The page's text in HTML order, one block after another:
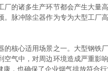
诸多生产环节都会产生大量高
。脉冲除尘器作为专为大型工厂
心适用场景之一。大型钢铁厂
空气中，对周边环境造成严重影
康，也确保了企业烟气排放符合